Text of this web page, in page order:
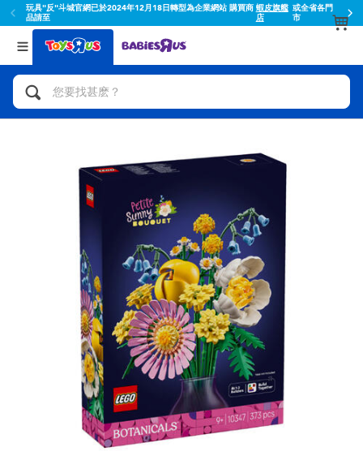
玩具"反"斗城官網已於2024年12月18日轉型為企業網站 購買商
品請至
蝦皮旗艦
店
或全省各門
市
返回
分類目錄
人氣英雄,角色扮演,射擊玩具
拼砌組合及樂高LEGO
玩具車,貨車,火車及遙控系列
手工藝,文具,蠟筆,泥膠,畫板
娃娃, 芭比,收藏公仔
電子玩具
遊戲及拼圖系列
返回
品牌
Toy Story玩具總動員
52TOYS
Miniso名創優品
playpop
LEGO樂高
Barbie芭比